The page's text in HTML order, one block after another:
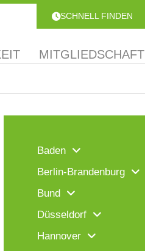
SCHNELL FINDEN
MITGLIEDSCHAFT
Baden
Berlin-Brandenburg
Bund
Düsseldorf
Hannover